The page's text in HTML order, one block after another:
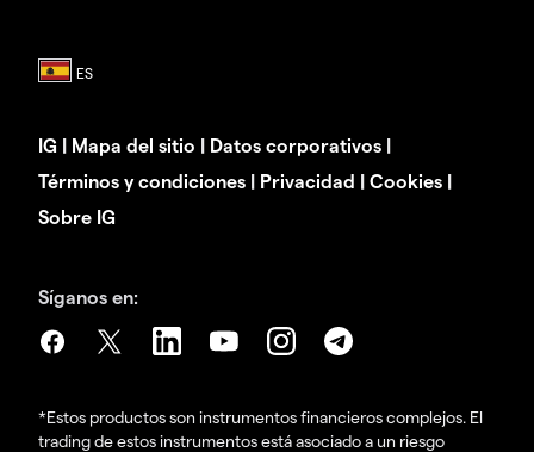
IG | Mapa del sitio | Datos corporativos |
Términos y condiciones | Privacidad | Cookies |
Sobre IG
Síganos en:
*Estos productos son instrumentos financieros complejos. El
trading de estos instrumentos está asociado a un riesgo